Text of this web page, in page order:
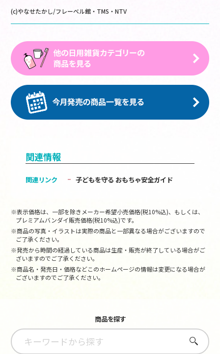
(c)やなせたかし/フレーベル館・TMS・NTV
関連情報
関連リンク 子どもを守る おもちゃ安全ガイド
※表示価格は、一部を除きメーカー希望小売価格(税10%込)、もしくは、
プレミアムバンダイ販売価格(税10%込)です。
※商品の写真・イラストは実際の商品と一部異なる場合がございますので
ご了承ください。
※発売から時間の経過している商品は生産・販売が終了している場合がご
ざいますのでご了承ください。
※商品名・発売日・価格などこのホームページの情報は変更になる場合が
ございますのでご了承ください。
商品を探す
さがす